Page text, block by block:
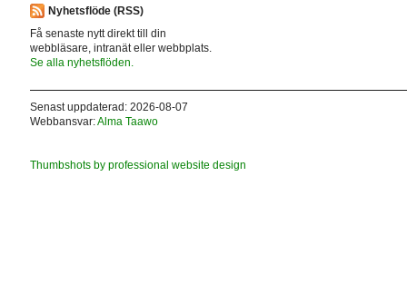
Nyhetsflöde (RSS)
Få senaste nytt direkt till din
webbläsare, intranät eller webbplats.
Se alla nyhetsflöden.
Senast uppdaterad: 2026-08-07
Webbansvar:Alma Taawo
Thumbshots by professional website design